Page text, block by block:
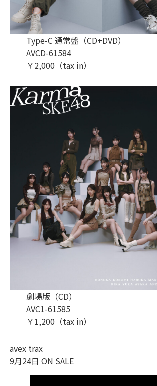
Type-C 通常盤（CD+DVD）
AVCD-61584
￥2,000（tax in）
劇場版（CD）
AVC1-61585
￥1,200（tax in）
avex trax
9月24日 ON SALE